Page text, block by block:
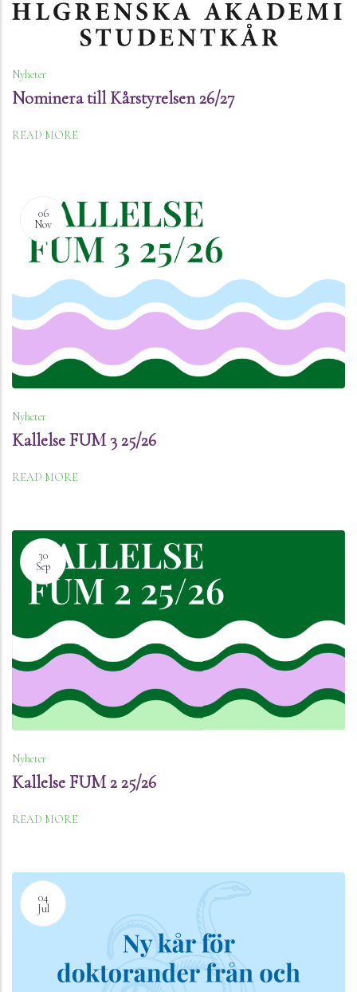
Nyheter
Nominera till Kårstyrelsen 26/27
READ MORE
06
Nov
Nyheter
Kallelse FUM 3 25/26
READ MORE
30
Sep
Nyheter
Kallelse FUM 2 25/26
READ MORE
04
Jul